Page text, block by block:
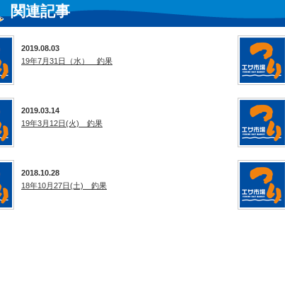
関連記事
2019.08.03
19年7月31日（水） 釣果
2019.03.14
19年3月12日(火) 釣果
2018.10.28
18年10月27日(土) 釣果